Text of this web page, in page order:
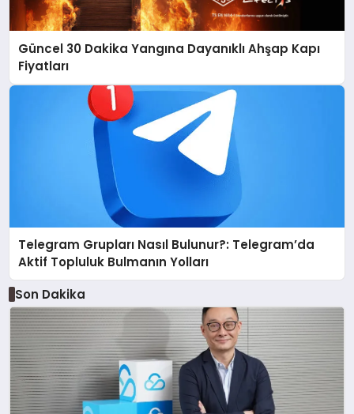
Güncel 30 Dakika Yangına Dayanıklı Ahşap Kapı
Fiyatları
Telegram Grupları Nasıl Bulunur?: Telegram’da
Aktif Topluluk Bulmanın Yolları
Son Dakika